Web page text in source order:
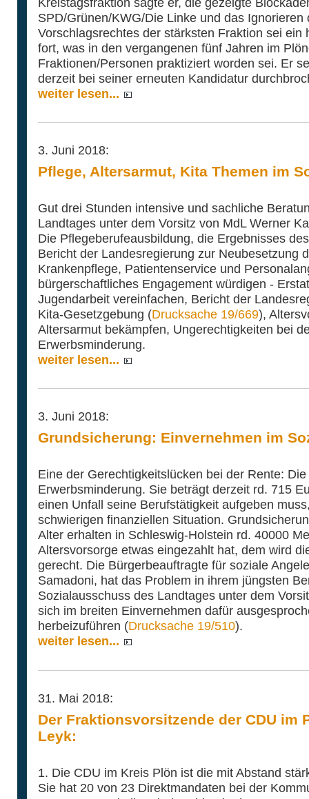
Kreistagsfraktion sagte er, die gezeigte
SPD/Grünen/KWG/Die Linke und das Ignorieren
Vorschlagsrechtes der stärksten Fraktion sei ein
fort, was in den vergangenen fünf Jahren im
Fraktionen/Personen praktiziert worden sei. Er
derzeit bei seiner erneuten Kandidatur
weiter lesen...
3. Juni 2018:
Pflege, Altersarmut, Kita Themen im
Gut drei Stunden intensive und sachliche
Landtages unter dem Vorsitz von MdL Werner
Die Pflegeberufeausbildung, die Ergebnisses
Bericht der Landesregierung zur Neubesetzung
Krankenpflege, Patientenservice und
bürgerschaftliches Engagement würdigen -
Jugendarbeit vereinfachen, Bericht der
Kita-Gesetzgebung (Drucksache 19/669),
Altersarmut bekämpfen, Ungerechtigkeiten bei
Erwerbsminderung.
weiter lesen...
3. Juni 2018:
Grundsicherung: Einvernehmen im
Eine der Gerechtigkeitslücken bei der Rente:
Erwerbsminderung. Sie beträgt derzeit rd. 715
einen Unfall seine Berufstätigkeit aufgeben
schwierigen finanziellen Situation.
Alter erhalten in Schleswig-Holstein rd. 40000
Altersvorsorge etwas eingezahlt hat, dem wird
gerecht. Die Bürgerbeauftragte für soziale
Samadoni, hat das Problem in ihrem jüngsten
Sozialausschuss des Landtages unter dem
sich im breiten Einvernehmen dafür
herbeizuführen (Drucksache 19/510).
weiter lesen...
31. Mai 2018:
Der Fraktionsvorsitzende der CDU im
Leyk:
1. Die CDU im Kreis Plön ist die mit Abstand
Sie hat 20 von 23 Direktmandaten bei der